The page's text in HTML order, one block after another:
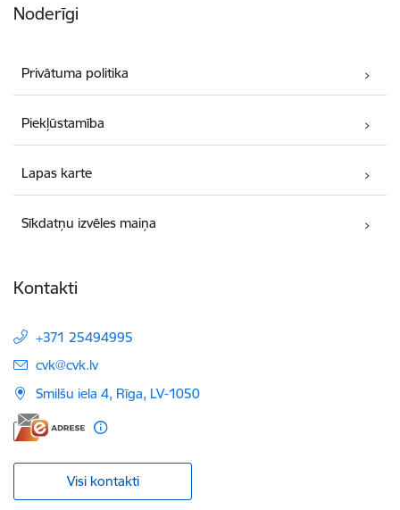
Noderīgi
Privātuma politika
Piekļūstamība
Lapas karte
Sīkdatņu izvēles maiņa
Kontakti
+371 25494995
E-pasts:
cvk@cvk.lv
Smilšu iela 4, Rīga, LV-1050
Visi kontakti